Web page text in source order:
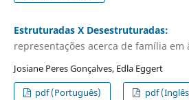
Estruturadas X Desestruturadas:
representações acerca de família em
Josiane Peres Gonçalves, Edla Eggert
pdf (Português)
pdf